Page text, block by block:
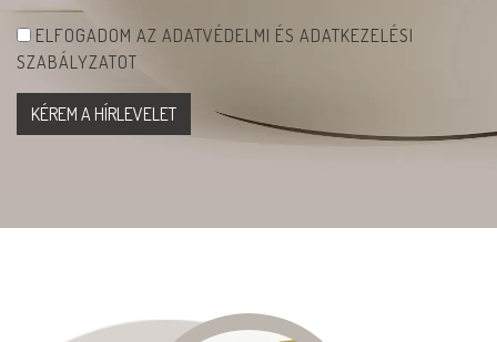
ELFOGADOM AZ ADATVÉDELMI ÉS ADATKEZELÉSI
SZABÁLYZATOT